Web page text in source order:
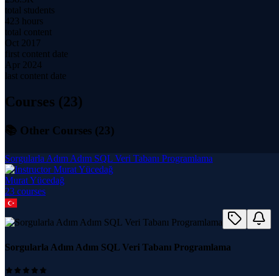
total students
423 hours
total content
Oct 2017
first content date
Apr 2024
last content date
Courses (23)
📚 Other Courses (23)
Sorgularla Adım Adım SQL Veri Tabanı Programlama
Murat Yücedağ
23 courses
Sorgularla Adım Adım SQL Veri Tabanı Programlama